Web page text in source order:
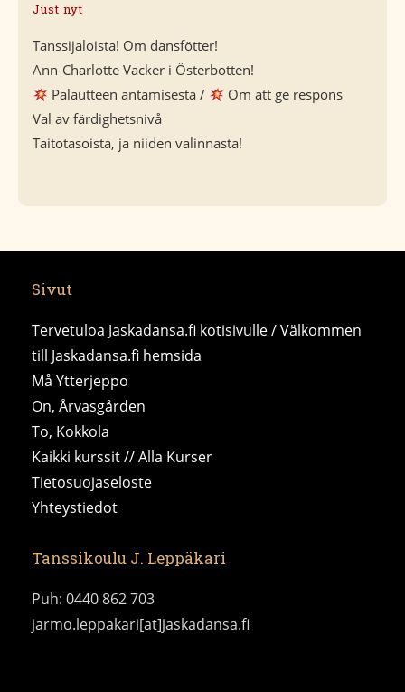
Just nyt
Tanssijaloista! Om dansfötter!
Ann-Charlotte Vacker i Österbotten!
Palautteen antamisesta /
Om att ge respons
Val av färdighetsnivå
Taitotasoista, ja niiden valinnasta!
Sivut
Tervetuloa Jaskadansa.fi kotisivulle / Välkommen
till Jaskadansa.fi hemsida
Må Ytterjeppo
On, Årvasgården
To, Kokkola
Kaikki kurssit // Alla Kurser
Tietosuojaseloste
Yhteystiedot
Tanssikoulu J. Leppäkari
Puh: 0440 862 703
jarmo.leppakari[at]jaskadansa.fi